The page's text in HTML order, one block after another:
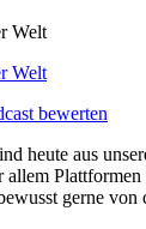
Welt
Welt
bewerten
heute aus
gerne von